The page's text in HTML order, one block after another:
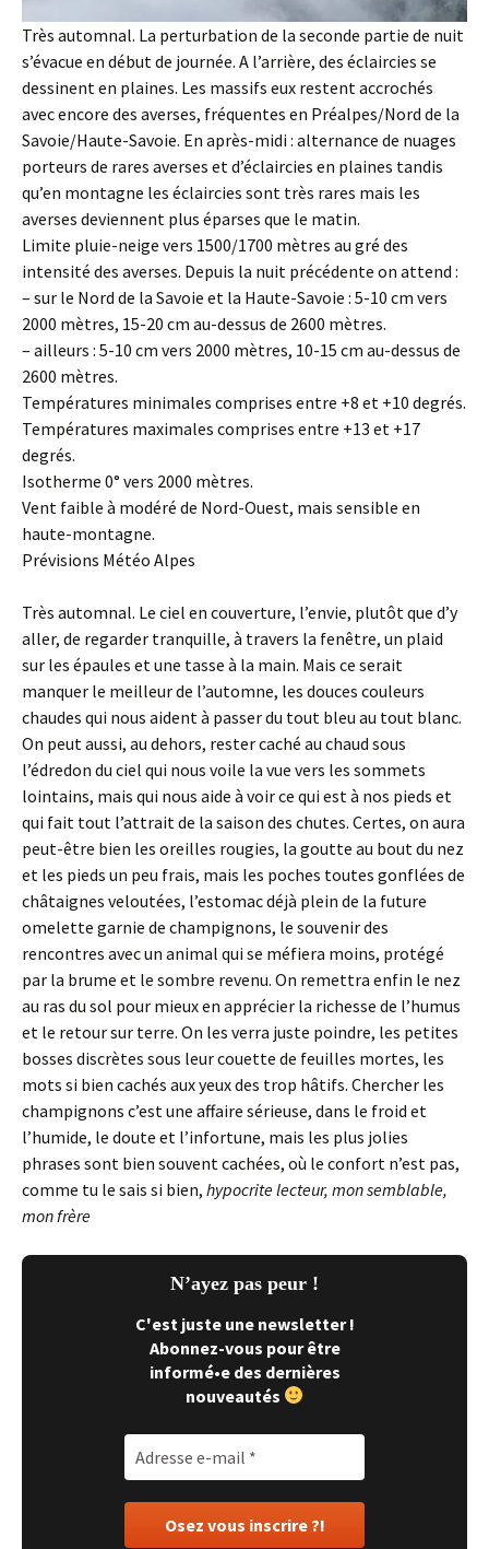
Très automnal. La perturbation de la seconde partie de nuit
s’évacue en début de journée. A l’arrière, des éclaircies se
dessinent en plaines. Les massifs eux restent accrochés
avec encore des averses, fréquentes en Préalpes/Nord de la
Savoie/Haute-Savoie. En après-midi : alternance de nuages
porteurs de rares averses et d’éclaircies en plaines tandis
qu’en montagne les éclaircies sont très rares mais les
averses deviennent plus éparses que le matin.
Limite pluie-neige vers 1500/1700 mètres au gré des
intensité des averses. Depuis la nuit précédente on attend :
– sur le Nord de la Savoie et la Haute-Savoie : 5-10 cm vers
2000 mètres, 15-20 cm au-dessus de 2600 mètres.
– ailleurs : 5-10 cm vers 2000 mètres, 10-15 cm au-dessus de
2600 mètres.
Températures minimales comprises entre +8 et +10 degrés.
Températures maximales comprises entre +13 et +17
degrés.
Isotherme 0° vers 2000 mètres.
Vent faible à modéré de Nord-Ouest, mais sensible en
haute-montagne.
Prévisions Météo Alpes
Très automnal. Le ciel en couverture, l’envie, plutôt que d’y
aller, de regarder tranquille, à travers la fenêtre, un plaid
sur les épaules et une tasse à la main. Mais ce serait
manquer le meilleur de l’automne, les douces couleurs
chaudes qui nous aident à passer du tout bleu au tout blanc.
On peut aussi, au dehors, rester caché au chaud sous
l’édredon du ciel qui nous voile la vue vers les sommets
lointains, mais qui nous aide à voir ce qui est à nos pieds et
qui fait tout l’attrait de la saison des chutes. Certes, on aura
peut-être bien les oreilles rougies, la goutte au bout du nez
et les pieds un peu frais, mais les poches toutes gonflées de
châtaignes veloutées, l’estomac déjà plein de la future
omelette garnie de champignons, le souvenir des
rencontres avec un animal qui se méfiera moins, protégé
par la brume et le sombre revenu. On remettra enfin le nez
au ras du sol pour mieux en apprécier la richesse de l’humus
et le retour sur terre. On les verra juste poindre, les petites
bosses discrètes sous leur couette de feuilles mortes, les
mots si bien cachés aux yeux des trop hâtifs. Chercher les
champignons c’est une affaire sérieuse, dans le froid et
l’humide, le doute et l’infortune, mais les plus jolies
phrases sont bien souvent cachées, où le confort n’est pas,
comme tu le sais si bien, hypocrite lecteur, mon semblable,
mon frère
N’ayez pas peur !
C'est juste une newsletter !
Abonnez-vous pour être
informé•e des dernières
nouveautés